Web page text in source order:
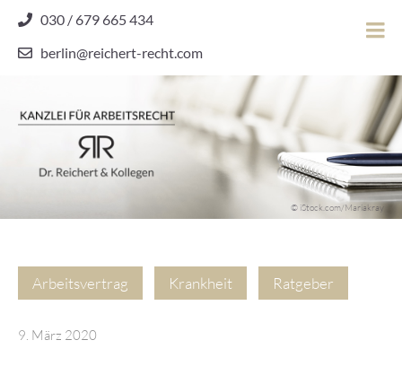
content
030 / 679 665 434
berlin@reichert-recht.com
Dr.
Reichert
Arbeitsrecht
© iStock.com/Mariakray
Arbeitsvertrag Krankheit Ratgeber
9. März 2020